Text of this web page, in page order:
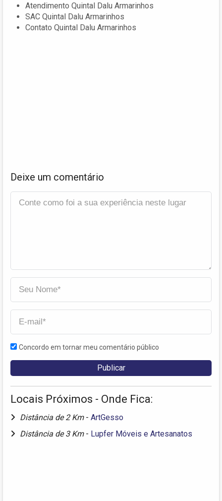
Atendimento Quintal Dalu Armarinhos
SAC Quintal Dalu Armarinhos
Contato Quintal Dalu Armarinhos
Deixe um comentário
Concordo em tornar meu comentário público
Locais Próximos - Onde Fica:
Distância de 2 Km - ArtGesso
Distância de 3 Km - Lupfer Móveis e Artesanatos